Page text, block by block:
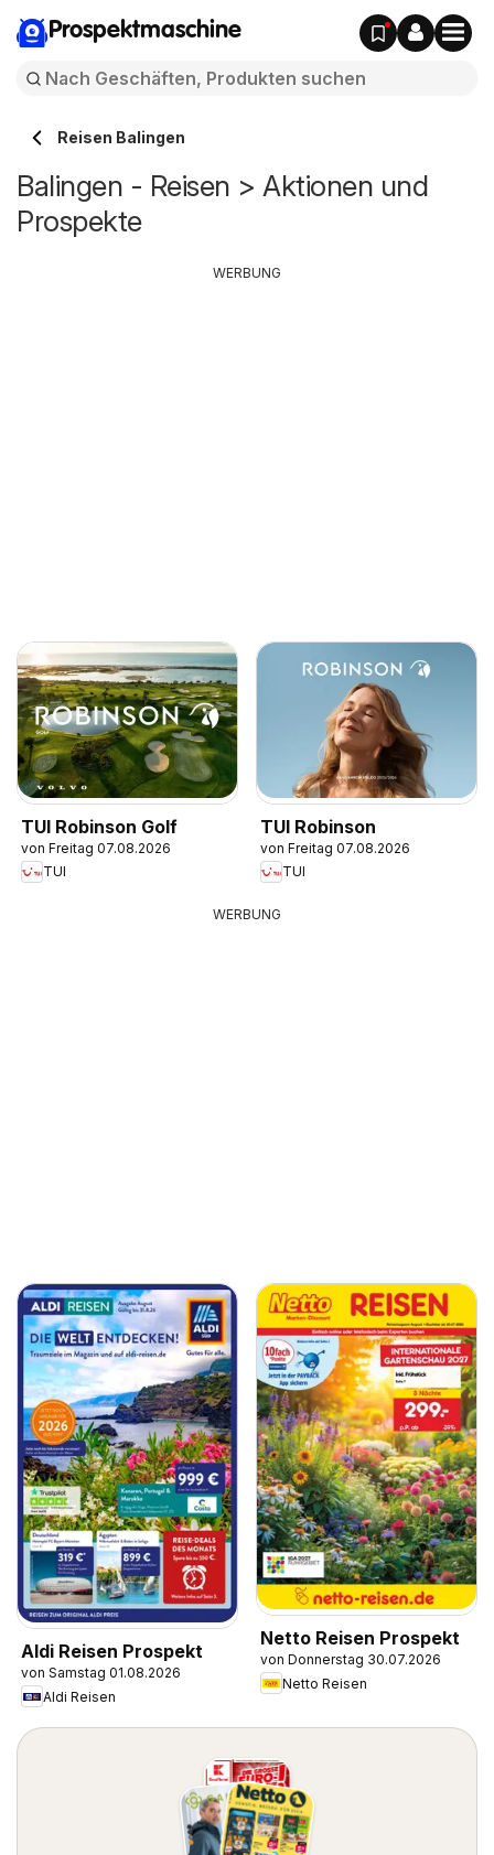
Prospektmaschine
Reisen Balingen
Balingen - Reisen > Aktionen und
Prospekte
TUI Robinson Golf
von Freitag 07.08.2026
TUI
TUI Robinson
von Freitag 07.08.2026
TUI
WERBUNG
WERBUNG
Aldi Reisen Prospekt
von Samstag 01.08.2026
Aldi Reisen
Netto Reisen Prospekt
von Donnerstag 30.07.2026
Netto Reisen